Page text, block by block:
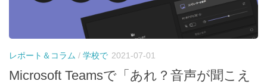
レポート＆コラム / 学校で 2021-07-01
Microsoft Teamsで「あれ？音声が聞こえ